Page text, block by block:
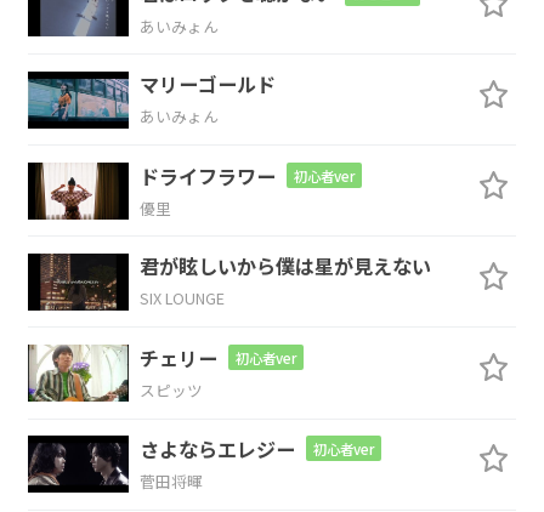
君
Em
のこと裏
A
眩
D
しい日
Em7
差しが
西 日にか わって
A F#7
Em
あいみょん
マリーゴールド
あいみょん
ドライフラワー 初心者ver
優里
君が眩しいから僕は星が見えない
SIX LOUNGE
チェリー 初心者ver
スピッツ
さよならエレジー 初心者ver
菅田将暉